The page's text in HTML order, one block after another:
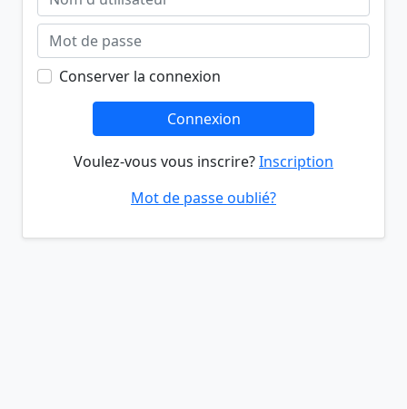
Conserver la connexion
Connexion
Voulez-vous vous inscrire?Inscription
Mot de passe oublié?